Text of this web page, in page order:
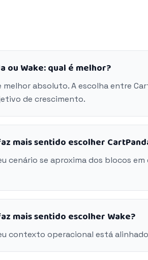
ou Wake: qual é melhor?
melhor absoluto. A escolha entre
de crescimento.
mais sentido escolher
cenário se aproxima dos blocos
mais sentido escolher Wake?
contexto operacional está